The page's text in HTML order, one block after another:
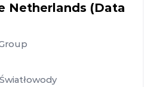
Netherlands (Data
Światłowody